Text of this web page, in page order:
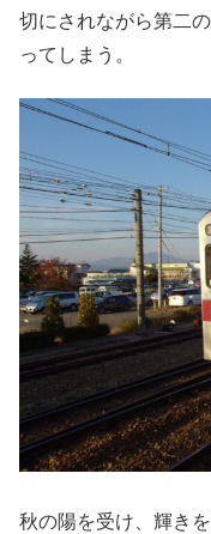
切にされながら第二
ってしまう。
秋の陽を受け、輝き